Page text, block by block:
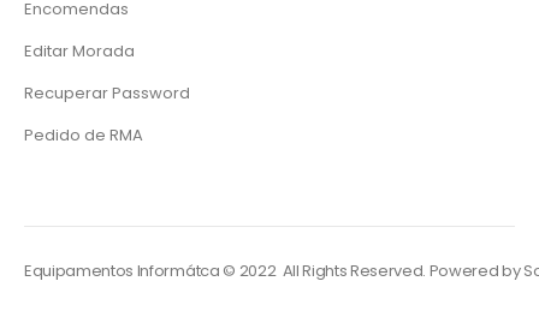
Encomendas
Editar Morada
Recuperar Password
Pedido de RMA
Equipamentos Informátca © 2022 All Rights Reserved. Powered by